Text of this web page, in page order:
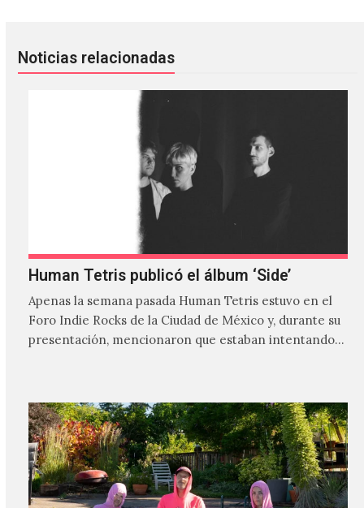
Noticias relacionadas
Human Tetris publicó el álbum ‘Side’
Apenas la semana pasada Human Tetris estuvo en el
Foro Indie Rocks de la Ciudad de México y, durante su
presentación, mencionaron que estaban intentando…